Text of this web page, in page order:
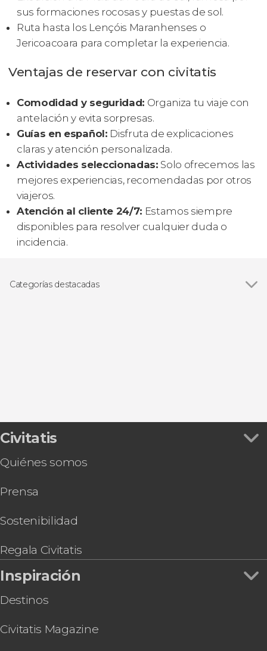
sus formaciones rocosas y puestas de sol.
Ruta hasta los Lençóis Maranhenses o
Jericoacoara para completar la experiencia.
Ventajas de reservar con civitatis
Comodidad y seguridad: Organiza tu viaje con
antelación y evita sorpresas.
Guías en español: Disfruta de explicaciones
claras y atención personalizada.
Actividades seleccionadas: Solo ofrecemos las
mejores experiencias, recomendadas por otros
viajeros.
Atención al cliente 24/7: Estamos siempre
disponibles para resolver cualquier duda o
incidencia.
Categorías destacadas
Civitatis
Quiénes somos
Prensa
Sostenibilidad
Regala Civitatis
Inspiración
Destinos
Civitatis Magazine